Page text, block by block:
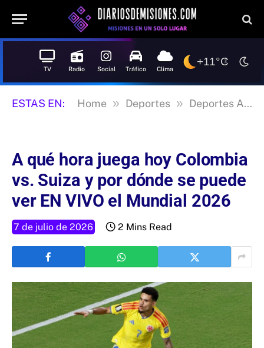
TV Radio Social Tráfico Clima
+11°C
ESTAS EN: Home » Deportes » Deportes Argentina
A qué hora juega hoy Colombia
vs. Suiza y por dónde se puede
ver EN VIVO el Mundial 2026
7 de julio de 2026 2 Mins Read